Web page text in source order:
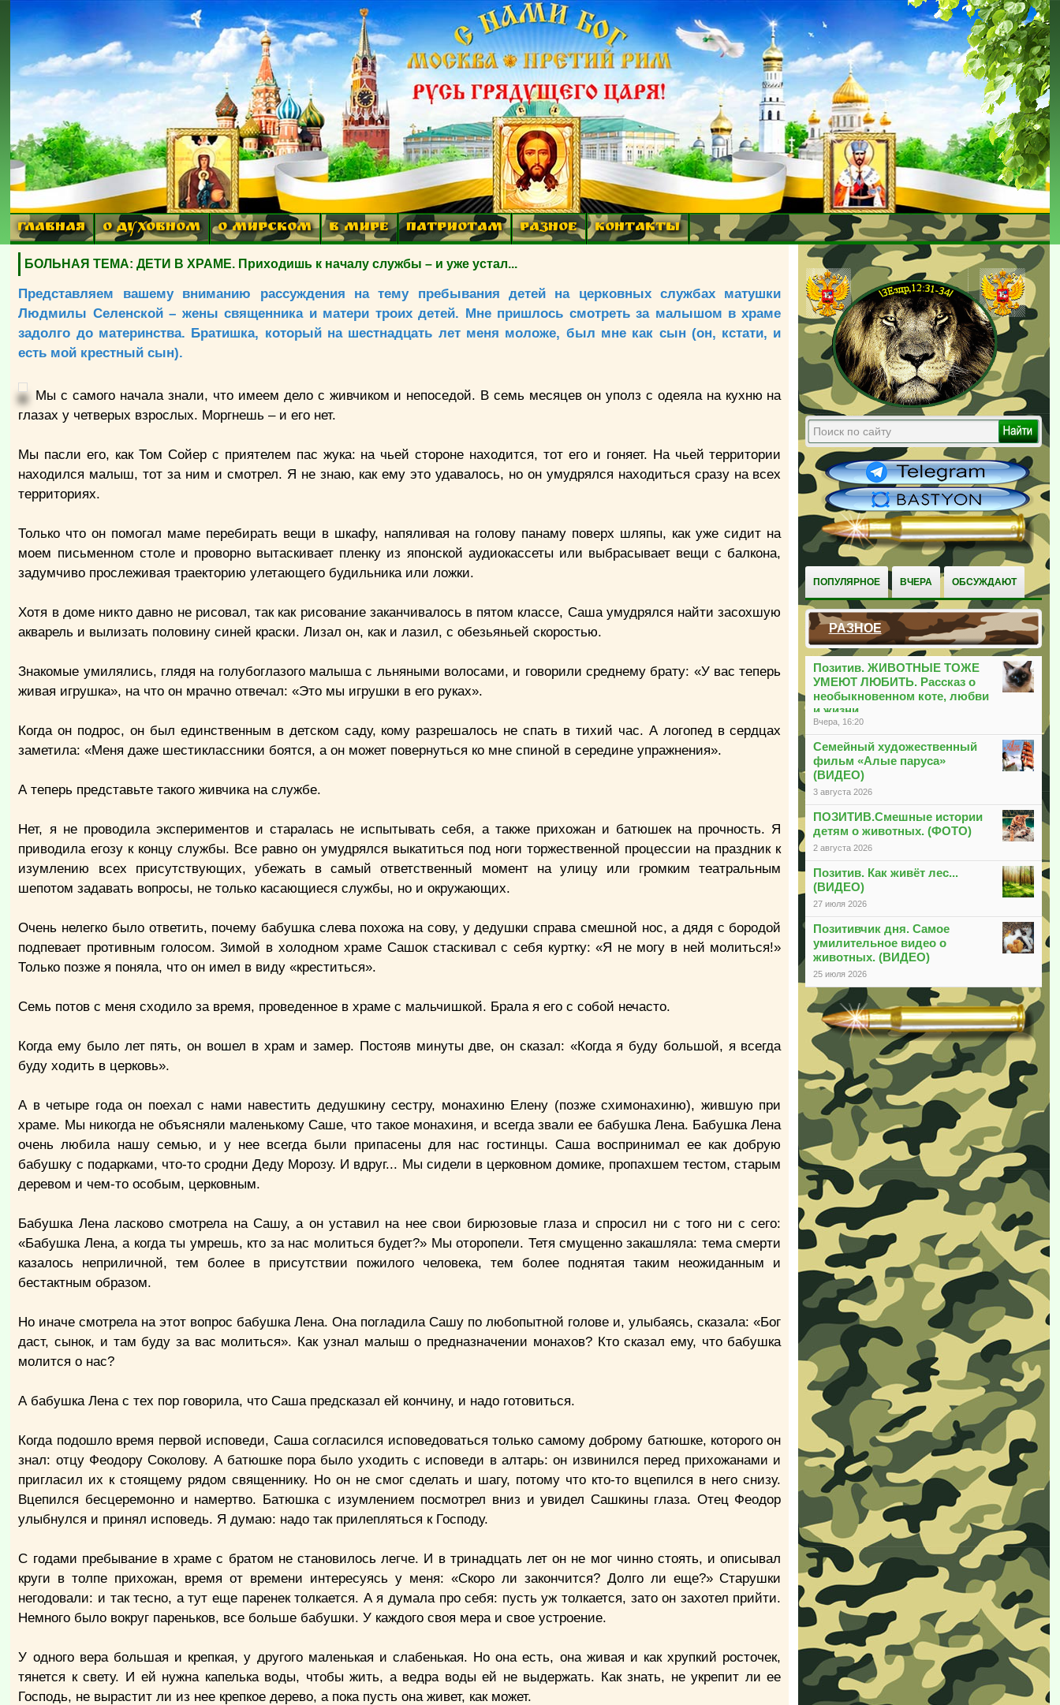
ГЛАВНАЯ О ДУХОВНОМ О МИРСКОМ В МИРЕ ПАТРИОТАМ РАЗНОЕ КОНТАКТЫ
ПОПУЛЯРНОЕ ВЧЕРА ОБСУЖДАЮТ
РАЗНОЕ
Позитив. ЖИВОТНЫЕ ТОЖЕ
УМЕЮТ ЛЮБИТЬ. Рассказ о
необыкновенном коте, любви
и жизни
Вчера, 16:20
Семейный художественный
фильм «Алые паруса»
(ВИДЕО)
3 августа 2026
ПОЗИТИВ.Смешные истории
детям о животных. (ФОТО)
2 августа 2026
Позитив. Как живёт лес...
(ВИДЕО)
27 июля 2026
Позитивчик дня. Самое
умилительное видео о
животных. (ВИДЕО)
25 июля 2026
БОЛЬНАЯ ТЕМА: ДЕТИ В ХРАМЕ. Приходишь к началу службы – и уже устал...
Представляем вашему вниманию рассуждения на тему пребывания детей на церковных службах матушки
Людмилы Селенской – жены священника и матери троих детей. Мне пришлось смотреть за малышом в храме
задолго до материнства. Братишка, который на шестнадцать лет меня моложе, был мне как сын (он, кстати, и
есть мой крестный сын).
Мы с самого начала знали, что имеем дело с живчиком и непоседой. В семь месяцев он уполз с одеяла на кухню на
глазах у четверых взрослых. Моргнешь – и его нет.
Мы пасли его, как Том Сойер с приятелем пас жука: на чьей стороне находится, тот его и гоняет. На чьей территории
находился малыш, тот за ним и смотрел. Я не знаю, как ему это удавалось, но он умудрялся находиться сразу на всех
территориях.
Только что он помогал маме перебирать вещи в шкафу, напяливая на голову панаму поверх шляпы, как уже сидит на
моем письменном столе и проворно вытаскивает пленку из японской аудиокассеты или выбрасывает вещи с балкона,
задумчиво прослеживая траекторию улетающего будильника или ложки.
Хотя в доме никто давно не рисовал, так как рисование заканчивалось в пятом классе, Саша умудрялся найти засохшую
акварель и вылизать половину синей краски. Лизал он, как и лазил, с обезьяньей скоростью.
Знакомые умилялись, глядя на голубоглазого малыша с льняными волосами, и говорили среднему брату: «У вас теперь
живая игрушка», на что он мрачно отвечал: «Это мы игрушки в его руках».
Когда он подрос, он был единственным в детском саду, кому разрешалось не спать в тихий час. А логопед в сердцах
заметила: «Меня даже шестиклассники боятся, а он может повернуться ко мне спиной в середине упражнения».
А теперь представьте такого живчика на службе.
Нет, я не проводила экспериментов и старалась не испытывать себя, а также прихожан и батюшек на прочность. Я
приводила егозу к концу службы. Все равно он умудрялся выкатиться под ноги торжественной процессии на праздник к
изумлению всех присутствующих, убежать в самый ответственный момент на улицу или громким театральным
шепотом задавать вопросы, не только касающиеся службы, но и окружающих.
Очень нелегко было ответить, почему бабушка слева похожа на сову, у дедушки справа смешной нос, а дядя с бородой
подпевает противным голосом. Зимой в холодном храме Сашок стаскивал с себя куртку: «Я не могу в ней молиться!»
Только позже я поняла, что он имел в виду «креститься».
Семь потов с меня сходило за время, проведенное в храме с мальчишкой. Брала я его с собой нечасто.
Когда ему было лет пять, он вошел в храм и замер. Постояв минуты две, он сказал: «Когда я буду большой, я всегда
буду ходить в церковь».
А в четыре года он поехал с нами навестить дедушкину сестру, монахиню Елену (позже схимонахиню), жившую при
храме. Мы никогда не объясняли маленькому Саше, что такое монахиня, и всегда звали ее бабушка Лена. Бабушка Лена
очень любила нашу семью, и у нее всегда были припасены для нас гостинцы. Саша воспринимал ее как добрую
бабушку с подарками, что-то сродни Деду Морозу. И вдруг... Мы сидели в церковном домике, пропахшем тестом, старым
деревом и чем-то особым, церковным.
Бабушка Лена ласково смотрела на Сашу, а он уставил на нее свои бирюзовые глаза и спросил ни с того ни с сего:
«Бабушка Лена, а когда ты умрешь, кто за нас молиться будет?» Мы оторопели. Тетя смущенно закашляла: тема смерти
казалось неприличной, тем более в присутствии пожилого человека, тем более поднятая таким неожиданным и
бестактным образом.
Но иначе смотрела на этот вопрос бабушка Лена. Она погладила Сашу по любопытной голове и, улыбаясь, сказала: «Бог
даст, сынок, и там буду за вас молиться». Как узнал малыш о предназначении монахов? Кто сказал ему, что бабушка
молится о нас?
А бабушка Лена с тех пор говорила, что Саша предсказал ей кончину, и надо готовиться.
Когда подошло время первой исповеди, Саша согласился исповедоваться только самому доброму батюшке, которого он
знал: отцу Феодору Соколову. А батюшке пора было уходить с исповеди в алтарь: он извинился перед прихожанами и
пригласил их к стоящему рядом священнику. Но он не смог сделать и шагу, потому что кто-то вцепился в него снизу.
Вцепился бесцеремонно и намертво. Батюшка с изумлением посмотрел вниз и увидел Сашкины глаза. Отец Феодор
улыбнулся и принял исповедь. Я думаю: надо так прилепляться к Господу.
С годами пребывание в храме с братом не становилось легче. И в тринадцать лет он не мог чинно стоять, и описывал
круги в толпе прихожан, время от времени интересуясь у меня: «Скоро ли закончится? Долго ли еще?» Старушки
негодовали: и так тесно, а тут еще паренек толкается. А я думала про себя: пусть уж толкается, зато он захотел прийти.
Немного было вокруг пареньков, все больше бабушки. У каждого своя мера и свое устроение.
У одного вера большая и крепкая, у другого маленькая и слабенькая. Но она есть, она живая и как хрупкий росточек,
тянется к свету. И ей нужна капелька воды, чтобы жить, а ведра воды ей не выдержать. Как знать, не укрепит ли ее
Господь, не вырастит ли из нее крепкое дерево, а пока пусть она живет, как может.